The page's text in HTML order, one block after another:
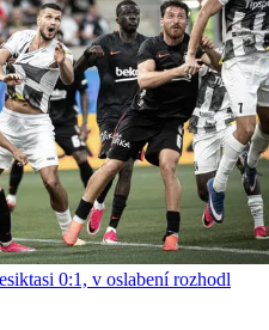
0:1, v oslabení rozhodl